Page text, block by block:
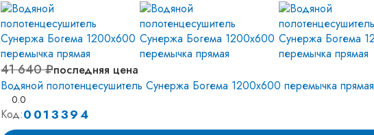
41 640 ₽последняя цена
Водяной полотенцесушитель Сунержа Богема 1200x600 перемычка прямая
0.0
Код:0013394